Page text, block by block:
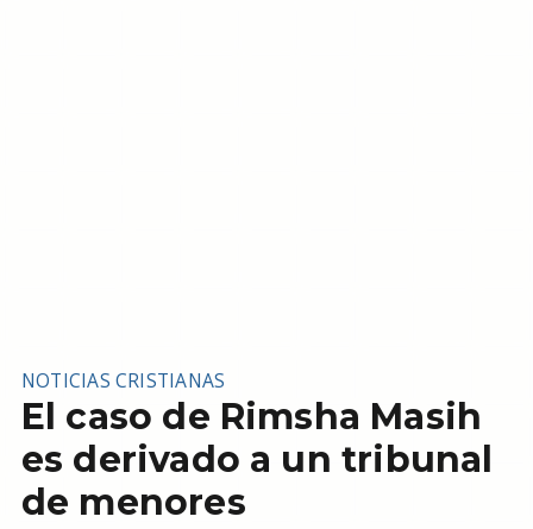
NOTICIAS CRISTIANAS
El caso de Rimsha Masih
es derivado a un tribunal
de menores